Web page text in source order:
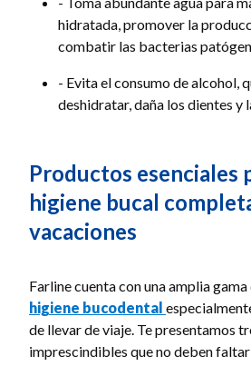
hidratada, promover la
combatir las bacterias
- Evita el consumo de alcohol,
deshidratar, daña los dientes y
Productos esenciales
higiene bucal
vacaciones
Farline cuenta con una amplia
higiene bucodental
de llevar de viaje. Te presentamos
imprescindibles que no deben